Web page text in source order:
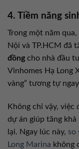
4. Tiềm năng
Trong một năm
Nội và TP.HCM đã
đồng cho nhà đầu
Vinhomes Hạ Long
vàng” tương tự
Không chỉ vậy, việc
dự án giúp tăng khả
lại. Ngay lúc này, so
Long Marina không